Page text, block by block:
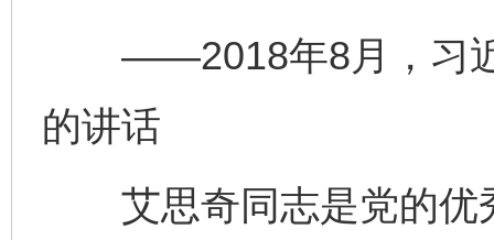
——2018年8月，习近
的讲话
艾思奇同志是党的优